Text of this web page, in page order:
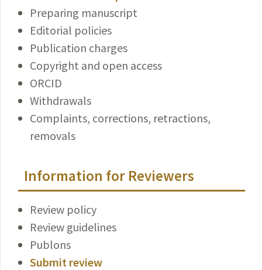
Preparing manuscript
Editorial policies
Publication charges
Copyright and open access
ORCID
Withdrawals
Complaints, corrections, retractions,
removals
Information for Reviewers
Review policy
Review guidelines
Publons
Submit review